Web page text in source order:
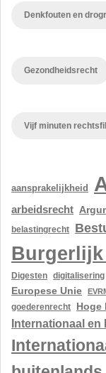
Denkfouten en
Gezondheidsrecht
Vijf minuten
aansprakelijkheid
arbeidsrecht
belastingrecht
Digesten
digitalisering
Europese Unie
goederenrecht
Hoge
Internationaal